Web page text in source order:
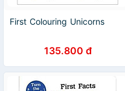
First Colouring Unicorns
135.800 đ